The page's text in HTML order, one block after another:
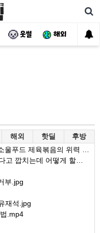
웃썰 해외 핫
해외 핫딜 후방
드 제육볶음의 위력 ㅋㅋ
깝치는데 어떻게 할까요?
부.jpg
재석.jpg
.mp4